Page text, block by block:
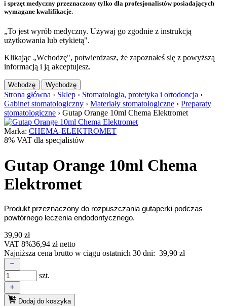
i sprzęt medyczny przeznaczony tylko dla profesjonalistów posiadających
wymagane kwalifikacje.
„To jest wyrób medyczny. Używaj go zgodnie z instrukcją
użytkowania lub etykietą".
Klikając „Wchodzę", potwierdzasz, że zapoznałeś się z powyższą
informacją i ją akceptujesz.
Wchodzę Wychodzę
Strona główna › Sklep › Stomatologia, protetyka i ortodoncja ›
Gabinet stomatologiczny › Materiały stomatologiczne › Preparaty
stomatologiczne › Gutap Orange 10ml Chema Elektromet
Marka: CHEMA-ELEKTROMET
8% VAT dla specjalistów
Gutap Orange 10ml Chema
Elektromet
Produkt przeznaczony do rozpuszczania gutaperki podczas
powtórnego leczenia endodontycznego.
39,90 zł
VAT 8%36,94 złnetto
Najniższa cena brutto w ciągu ostatnich 30 dni: 39,90 zł
szt.
Dodaj do koszyka